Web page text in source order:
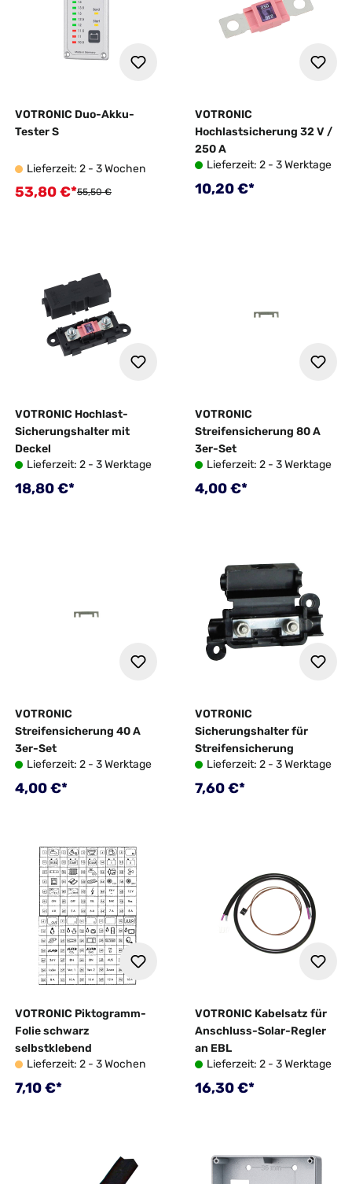
VOTRONIC Duo-Akku-
Tester S
Lieferzeit: 2 - 3 Wochen
Verkaufspreis:
53,80 €*Regulärer Preis:
55,50 €
VOTRONIC
Hochlastsicherung 32 V /
250 A
Lieferzeit: 2 - 3 Werktage
Regulärer Preis:
10,20 €*
VOTRONIC Hochlast-
Sicherungshalter mit
Deckel
Lieferzeit: 2 - 3 Werktage
Regulärer Preis:
18,80 €*
VOTRONIC
Streifensicherung 80 A
3er-Set
Lieferzeit: 2 - 3 Werktage
Regulärer Preis:
4,00 €*
VOTRONIC
Streifensicherung 40 A
3er-Set
Lieferzeit: 2 - 3 Werktage
Regulärer Preis:
4,00 €*
VOTRONIC
Sicherungshalter für
Streifensicherung
Lieferzeit: 2 - 3 Werktage
Regulärer Preis:
7,60 €*
VOTRONIC Piktogramm-
Folie schwarz
selbstklebend
Lieferzeit: 2 - 3 Wochen
Regulärer Preis:
7,10 €*
VOTRONIC Kabelsatz für
Anschluss-Solar-Regler
an EBL
Lieferzeit: 2 - 3 Werktage
Regulärer Preis:
16,30 €*